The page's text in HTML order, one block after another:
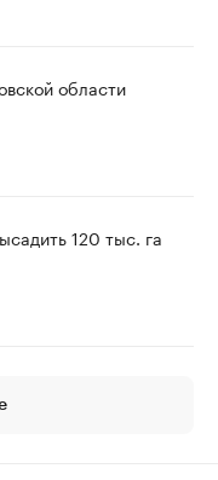
области
120 тыс. га